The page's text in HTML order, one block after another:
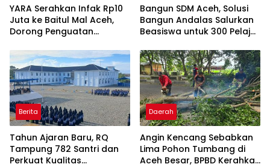
YARA Serahkan Infak Rp10
Juta ke Baitul Mal Aceh,
Dorong Penguatan
Amanah
Bangun SDM Aceh, Solusi
Bangun Andalas Salurkan
Beasiswa untuk 300 Pelajar
Berita
Tahun Ajaran Baru, RQ
Tampung 782 Santri dan
Perkuat Kualitas
Daerah
Angin Kencang Sebabkan
Lima Pohon Tumbang di
Aceh Besar, BPBD Kerahkan